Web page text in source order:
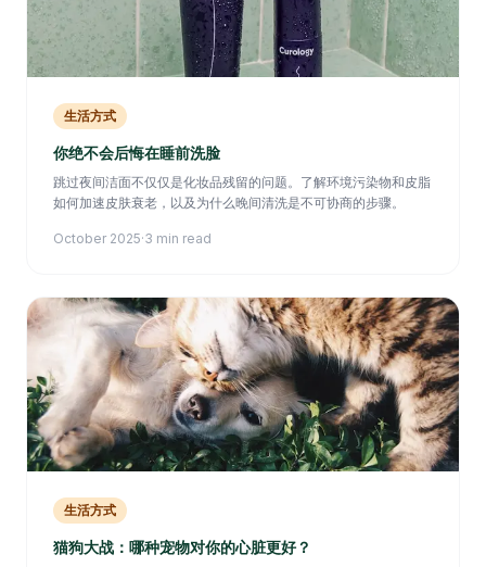
生活方式
你绝不会后悔在睡前洗脸
跳过夜间洁面不仅仅是化妆品残留的问题。了解环境污染物和皮脂
如何加速皮肤衰老，以及为什么晚间清洗是不可协商的步骤。
October 2025·3 min read
生活方式
猫狗大战：哪种宠物对你的心脏更好？